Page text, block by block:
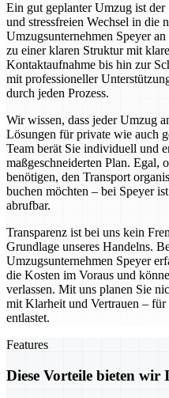
Ein gut geplanter Umzug ist der
und stressfreien Wechsel in die
Umzugsunternehmen Speyer
zu einer klaren Struktur mit
Kontaktaufnahme bis hin zur
mit professioneller
durch jeden Prozess.
Wir wissen, dass jeder Umzug
Lösungen für private wie auch
Team berät Sie individuell und
maßgeschneiderten Plan. Egal,
benötigen, den Transport
buchen möchten – bei Speyer
abrufbar.
Transparenz ist bei uns kein
Grundlage unseres Handelns.
Umzugsunternehmen Speyer
die Kosten im Voraus und
verlassen. Mit uns planen Sie
mit Klarheit und Vertrauen –
entlastet.
Features
Diese Vorteile bieten wir